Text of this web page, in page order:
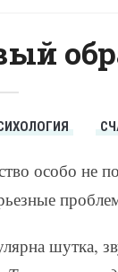
особо не
шутка,